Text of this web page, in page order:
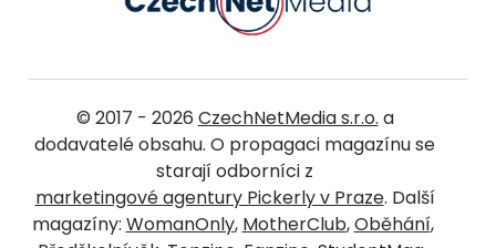
© 2017 - 2026 CzechNetMedia s.r.o. a
dodavatelé obsahu. O propagaci magazínu se
starají odborníci z
marketingové agentury Pickerly v Praze. Další
magazíny: WomanOnly, MotherClub,Oběhání,